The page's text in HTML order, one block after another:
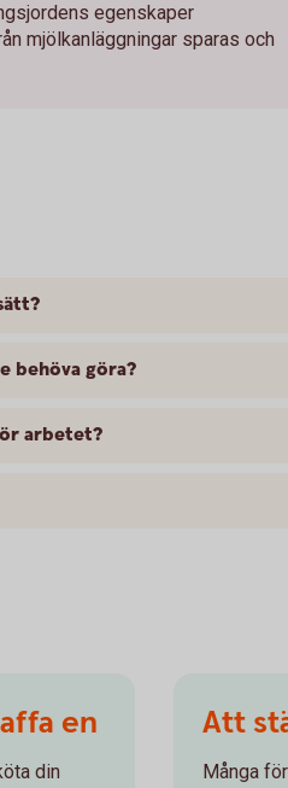
egenskaper
mjölkanläggningar sparas och
behöva göra?
arbetet?
en
din
Att
Många